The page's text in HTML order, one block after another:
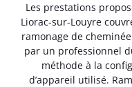
Les prestations
Liorac-sur-Louyre
ramonage de
par un professionnel
méthode à la
d’appareil utilisé.